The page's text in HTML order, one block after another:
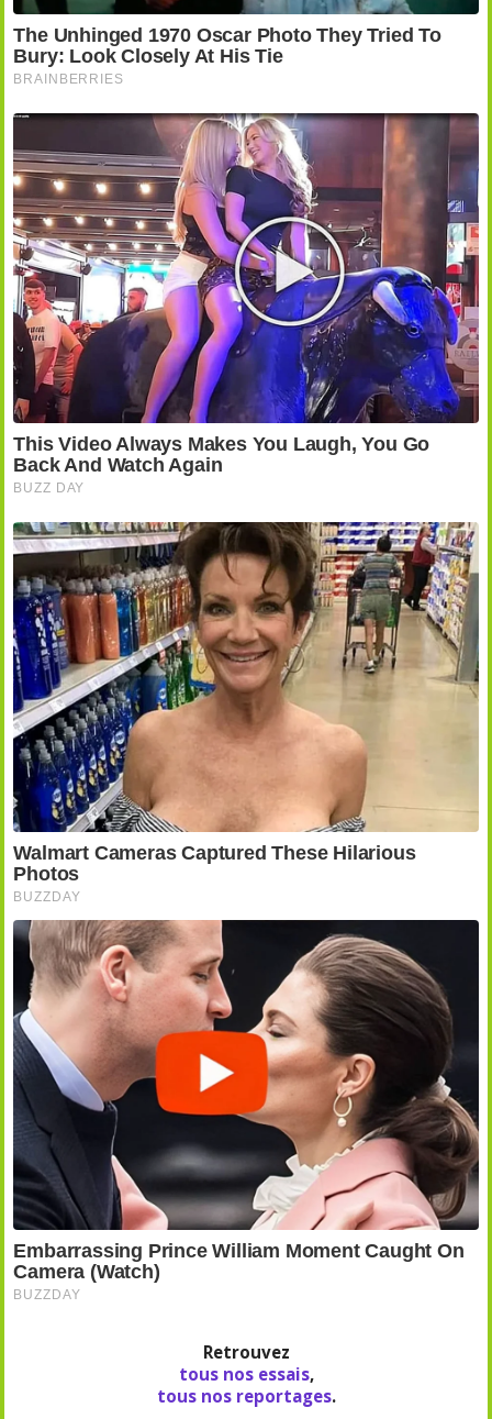
Retrouvez
tous nos essais,
tous nos reportages.